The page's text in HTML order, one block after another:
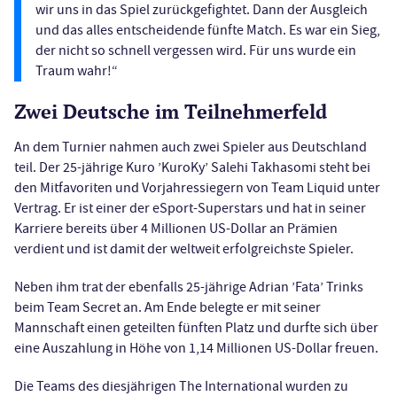
wir uns in das Spiel zurückgefightet. Dann der Ausgleich
und das alles entscheidende fünfte Match. Es war ein Sieg,
der nicht so schnell vergessen wird. Für uns wurde ein
Traum wahr!“
Zwei Deutsche im Teilnehmerfeld
An dem Turnier nahmen auch zwei Spieler aus Deutschland
teil. Der 25-jährige Kuro ’KuroKy’ Salehi Takhasomi steht bei
den Mitfavoriten und Vorjahressiegern von Team Liquid unter
Vertrag. Er ist einer der eSport-Superstars und hat in seiner
Karriere bereits über 4 Millionen US-Dollar an Prämien
verdient und ist damit der weltweit erfolgreichste Spieler.
Neben ihm trat der ebenfalls 25-jährige Adrian ’Fata’ Trinks
beim Team Secret an. Am Ende belegte er mit seiner
Mannschaft einen geteilten fünften Platz und durfte sich über
eine Auszahlung in Höhe von 1,14 Millionen US-Dollar freuen.
Die Teams des diesjährigen The International wurden zu